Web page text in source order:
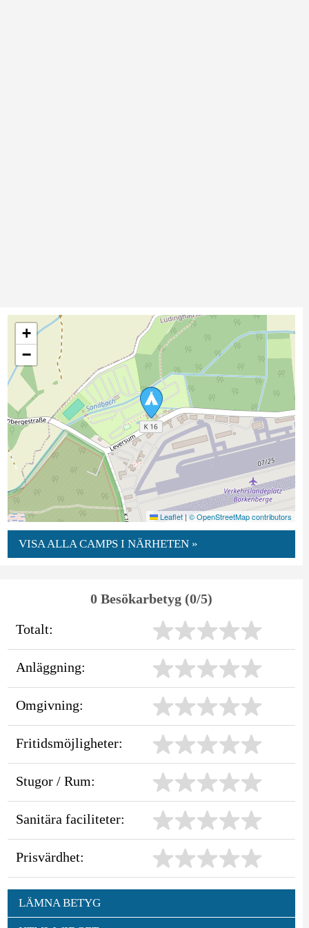
+
−
Leaflet |© OpenStreetMap contributors
VISA ALLA CAMPS I NÄRHETEN »
0 Besökarbetyg (0/5)
Totalt:
Anläggning:
Omgivning:
Fritidsmöjligheter:
Stugor / Rum:
Sanitära faciliteter:
Prisvärdhet:
LÄMNA BETYG